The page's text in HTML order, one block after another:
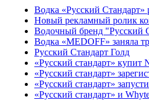
Водка «Русский Стандарт»
Новый рекламный ролик
Водочный бренд "Русский
Водка «MEDOFF» заняла
Русский Стандарт Голд
«Русский стандарт» купит
«Русский стандарт»
«Русский стандарт»
«Русский стандарт» и